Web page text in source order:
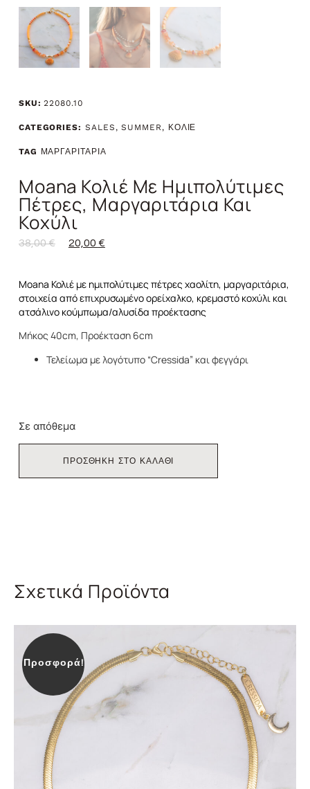
SKU:22080.10
CATEGORIES: SALES,SUMMER, ΚΟΛΙΕ
TAG ΜΑΡΓΑΡΙΤΑΡΙΑ
Moana Κολιέ Με Ημιπολύτιμες
Πέτρες, Μαργαριτάρια Και
Κοχύλι
38,00€ 20,00 €
Moana Κολιέ με ημιπολύτιμες πέτρες χαολίτη, μαργαριτάρια,
στοιχεία από επιχρυσωμένο ορείχαλκο, κρεμαστό κοχύλι και
ατσάλινο κούμπωμα/αλυσίδα προέκτασης
Μήκος 40cm, Προέκταση 6cm
Τελείωμα με λογότυπο “Cressida” και φεγγάρι
Σε απόθεμα
ΠΡΟΣΘΗΚΗ ΣΤΟ ΚΑΛΑΘΙ
Σχετικά Προϊόντα
Προσφορά!